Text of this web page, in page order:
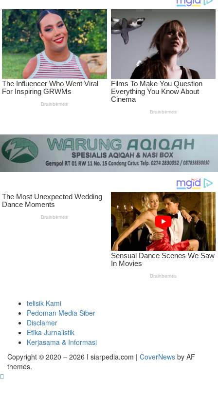
telisik Kami
Pedoman Media Siber
Disclamer
Etika Jurnalistik
Kerjasama & Informasi
Copyright © 2020 – 2026 I siarpedia.com | CoverNews by AF
themes.